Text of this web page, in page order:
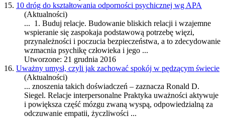
15. 10 dróg do kształtowania odporności psychicznej wg APA
(Aktualności)
... 1. Buduj relacje. Budowanie bliskich relacji i wzajemne
wspieranie się zaspokaja podstawową potrzebę więzi,
przynależności i poczucia bezpieczeństwa, a to zdecydowanie
wzmacnia psychikę człowieka i jego ...
Utworzone: 21 grudnia 2016
16. Uważny umysł, czyli jak zachować spokój w pędzącym świecie
(Aktualności)
... znoszenia takich doświadczeń – zaznacza Ronald D.
Siegel. Relacje interpersonalne Praktyka uważności aktywuje
i powiększa część mózgu zwaną wyspą, odpowiedzialną za
odczuwanie empatii, życzliwości ...